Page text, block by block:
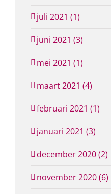
juli 2021 (1)
juni 2021 (3)
mei 2021 (1)
maart 2021 (4)
februari 2021 (1)
januari 2021 (3)
december 2020 (2)
november 2020 (6)